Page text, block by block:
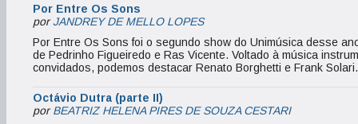
Por Entre Os Sons
porJANDREY DE MELLO LOPES
Por Entre Os Sons foi o segundo show do Unimúsica desse
de Pedrinho Figueiredo e Ras Vicente. Voltado à música
convidados, podemos destacar Renato Borghetti e Frank Solari.
Octávio Dutra (parte II)
porBEATRIZ HELENA PIRES DE SOUZA CESTARI